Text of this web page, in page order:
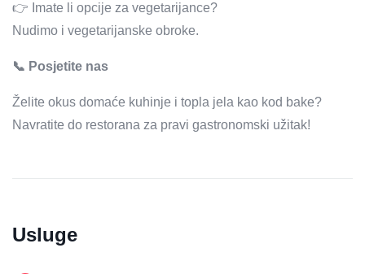
👉 Imate li opcije za vegetarijance?
Nudimo i vegetarijanske obroke.
📞 Posjetite nas
Želite okus domaće kuhinje i topla jela kao kod bake?
Navratite do restorana za pravi gastronomski užitak!
Usluge